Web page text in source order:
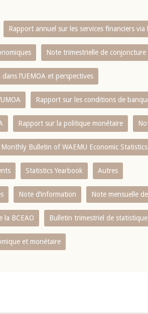
Rapport annuel sur les services financiers
Note trimestrielle de conjoncture
l‘UEMOA et perspectives
Rapport sur les conditions de
Rapport sur la politique monétaire
Monthly Bulletin of WAEMU Economic Statistics
Statistics Yearbook Autres
Note d’information Note mensuelle
la BCEAO Bulletin trimestriel de
et monétaire